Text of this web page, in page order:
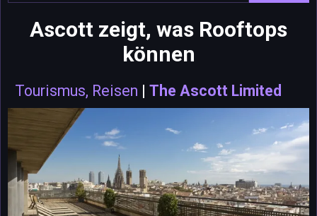
Ascott zeigt, was Rooftops
können
Tourismus, Reisen | The Ascott Limited